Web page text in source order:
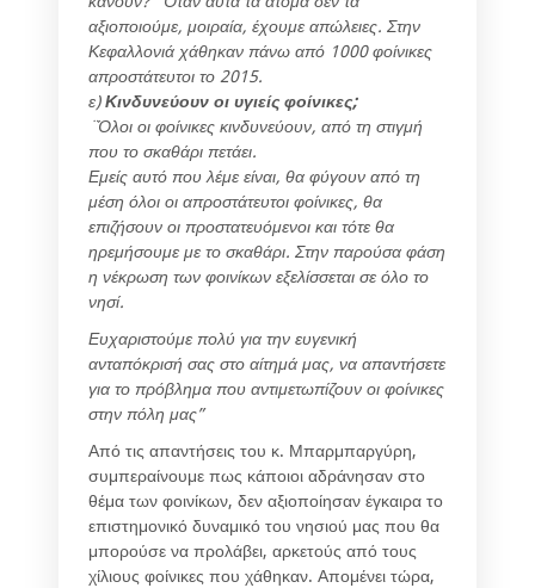
αξιοποιούμε, μοιραία, έχουμε απώλειες. Στην
Κεφαλλονιά χάθηκαν πάνω από 1000 φοίνικες
απροστάτευτοι το 2015.
ε)Κινδυνεύουν οι υγιείς φοίνικες;
¨Όλοι οι φοίνικες κινδυνεύουν, από τη στιγμή
που το σκαθάρι πετάει.
Εμείς αυτό που λέμε είναι, θα φύγουν από τη
μέση όλοι οι απροστάτευτοι φοίνικες, θα
επιζήσουν οι προστατευόμενοι και τότε θα
ηρεμήσουμε με το σκαθάρι. Στην παρούσα φάση
η νέκρωση των φοινίκων εξελίσσεται σε όλο το
νησί.
Ευχαριστούμε πολύ για την ευγενική
ανταπόκρισή σας στο αίτημά μας, να απαντήσετε
για το πρόβλημα που αντιμετωπίζουν οι φοίνικες
στην πόλη μας”
Από τις απαντήσεις του κ. Μπαρμπαργύρη,
συμπεραίνουμε πως κάποιοι αδράνησαν στο
θέμα των φοινίκων, δεν αξιοποίησαν έγκαιρα το
επιστημονικό δυναμικό του νησιού μας που θα
μπορούσε να προλάβει, αρκετούς από τους
χίλιους φοίνικες που χάθηκαν. Απομένει τώρα,